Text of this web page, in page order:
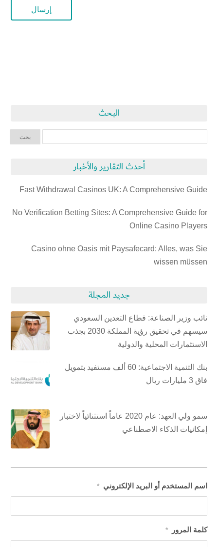
البحث
أحدث التقارير والأخبار
Fast Withdrawal Casinos UK: A Comprehensive Guide
No Verification Betting Sites: A Comprehensive Guide for
Online Casino Players
Casino ohne Oasis mit Paysafecard: Alles, was Sie
wissen müssen
جديد المجلة
نائب وزير الصناعة: قطاع التعدين السعودي
سيسهم في تحقيق رؤية المملكة 2030 بجذب
الاستثمارات المحلية والدولية
بنك التنمية الاجتماعية: 60 ألف مستفيد بتمويل
فاق 3 مليارات ريال
سمو ولي العهد: عام 2020 عاماً استثنائياً لاختبار
إمكانيات الذكاء الاصطناعي
اسم المستخدم أو البريد الإلكتروني *
كلمة المرور *